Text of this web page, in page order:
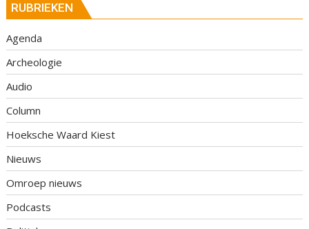
RUBRIEKEN
Agenda
Archeologie
Audio
Column
Hoeksche Waard Kiest
Nieuws
Omroep nieuws
Podcasts